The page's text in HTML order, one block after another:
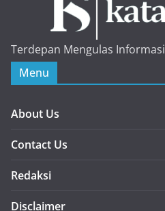
Terdepan Mengulas Informasi
Menu
About Us
Contact Us
Redaksi
Disclaimer